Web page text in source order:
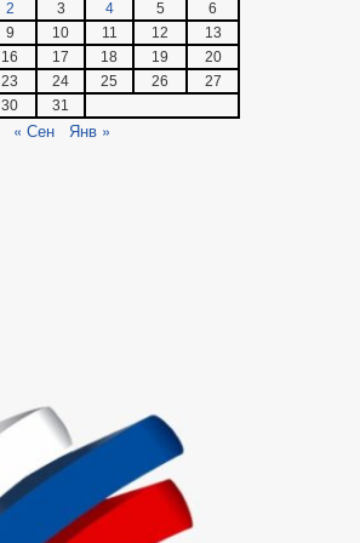
2 3 4 5
6
9 10 11 12
13
16 17 18 19
20
23 24 25 26
27
30 31
« Сен Янв »